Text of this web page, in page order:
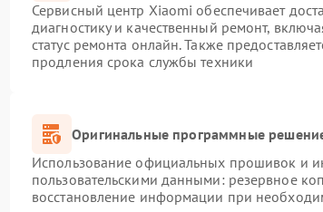
Сервисный центр Xiaomi обеспечивает
диагностику и качественный ремонт,
статус ремонта онлайн. Также
продления срока службы техники
Оригинальные программные
Использование официальных прошивок и
пользовательскими данными: резервное
восстановление информации при